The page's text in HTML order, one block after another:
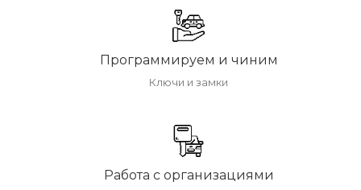
Программируем и чиним
Ключи и замки
Работа с организациями